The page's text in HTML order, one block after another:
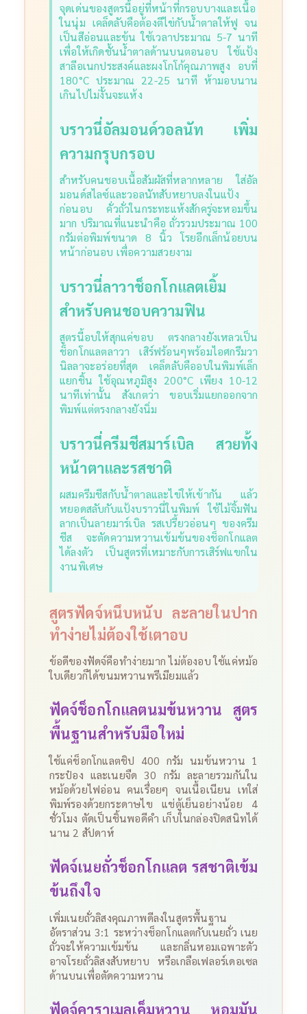
จุดเด่นของสูตรนี้อยู่ที่หน้าที่กรอบบางและเนื้อ
ในนุ่ม เคล็ดลับคือต้องตีไข่กับน้ำตาลให้ฟู จน
เป็นสีอ่อนและข้น ใช้เวลาประมาณ 5-7 นาที
เพื่อให้เกิดชั้นน้ำตาลด้านบนตอนอบใช้แป้ง
สาลีอเนกประสงค์และผงโกโก้คุณภาพสูง อบที่
180°C ประมาณ 22-25 นาที ห้ามอบนาน
เกินไปไม่งั้นจะแห้ง
บราวนี่อัลมอนด์วอลนัท เพิ่ม
ความกรุบกรอบ
สำหรับคนชอบเนื้อสัมผัสที่หลากหลาย ใส่อัล
มอนด์สไลซ์และวอลนัทสับหยาบลงในแป้ง
ก่อนอบ คั่วถั่วในกระทะแห้งสักครู่จะหอมขึ้น
มาก ปริมาณที่แนะนำคือ ถั่วรวมประมาณ 100
กรัมต่อพิมพ์ขนาด 8 นิ้ว โรยอีกเล็กน้อยบน
หน้าก่อนอบ เพื่อความสวยงาม
บราวนี่ลาวาช็อกโกแลตเยิ้ม
สำหรับคนชอบความฟิน
สูตรนี้อบให้สุกแค่ขอบ ตรงกลางยังเหลวเป็น
ช็อกโกแลตลาวา เสิร์ฟร้อนๆพร้อมไอศกรีมวา
นิลลาจะอร่อยที่สุด เคล็ดลับคืออบในพิมพ์เล็ก
แยกชิ้น ใช้อุณหภูมิสูง 200°C เพียง 10-12
นาทีเท่านั้น สังเกตว่า ขอบเริ่มแยกออกจาก
พิมพ์แต่ตรงกลางยังนิ่ม
บราวนี่ครีมชีสมาร์เบิล สวยทั้ง
หน้าตาและรสชาติ
ผสมครีมชีสกับน้ำตาลและไข่ให้เข้ากัน แล้ว
หยอดสลับกับแป้งบราวนี่ในพิมพ์ ใช้ไม้จิ้มฟัน
ลากเป็นลายมาร์เบิล รสเปรี้ยวอ่อนๆ ของครีม
ชีส จะตัดความหวานเข้มข้นของช็อกโกแลต
ได้ลงตัว เป็นสูตรที่เหมาะกับการเสิร์ฟแขกใน
งานพิเศษ
สูตรฟัดจ์หนึบหนับ ละลายในปาก
ทำง่ายไม่ต้องใช้เตาอบ
ข้อดีของฟัดจ์คือทำง่ายมาก ไม่ต้องอบ ใช้แค่หม้อ
ใบเดียวก็ได้ขนมหวานพรีเมียมแล้ว
ฟัดจ์ช็อกโกแลตนมข้นหวาน สูตร
พื้นฐานสำหรับมือใหม่
ใช้แค่ช็อกโกแลตชิป 400 กรัม นมข้นหวาน 1
กระป๋อง และเนยจืด 30 กรัม ละลายรวมกันใน
หม้อด้วยไฟอ่อน คนเรื่อยๆ จนเนื้อเนียน เทใส่
พิมพ์รองด้วยกระดาษไข แช่ตู้เย็นอย่างน้อย 4
ชั่วโมง ตัดเป็นชิ้นพอดีคำ เก็บในกล่องปิดสนิทได้
นาน 2 สัปดาห์
ฟัดจ์เนยถั่วช็อกโกแลต รสชาติเข้ม
ข้นถึงใจ
เพิ่มเนยถั่วลิสงคุณภาพดีลงในสูตรพื้นฐาน
อัตราส่วน 3:1 ระหว่างช็อกโกแลตกับเนยถั่ว เนย
ถั่วจะให้ความเข้มข้น และกลิ่นหอมเฉพาะตัว
อาจโรยถั่วลิสงสับหยาบ หรือเกลือเฟลอร์เดอเซล
ด้านบนเพื่อตัดความหวาน
ฟัดจ์คาราเมลเค็มหวาน หอมมัน